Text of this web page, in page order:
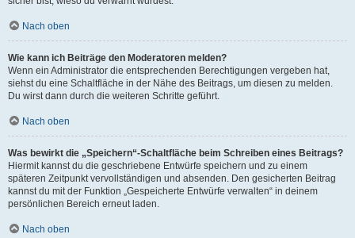
Nach oben
Wie kann ich Beiträge den Moderatoren melden?
Wenn ein Administrator die entsprechenden Berechtigungen vergeben hat,
siehst du eine Schaltfläche in der Nähe des Beitrags, um diesen zu melden.
Du wirst dann durch die weiteren Schritte geführt.
Nach oben
Was bewirkt die „Speichern“-Schaltfläche beim Schreiben eines Beitrags?
Hiermit kannst du die geschriebene Entwürfe speichern und zu einem
späteren Zeitpunkt vervollständigen und absenden. Den gesicherten Beitrag
kannst du mit der Funktion „Gespeicherte Entwürfe verwalten“ in deinem
persönlichen Bereich erneut laden.
Nach oben